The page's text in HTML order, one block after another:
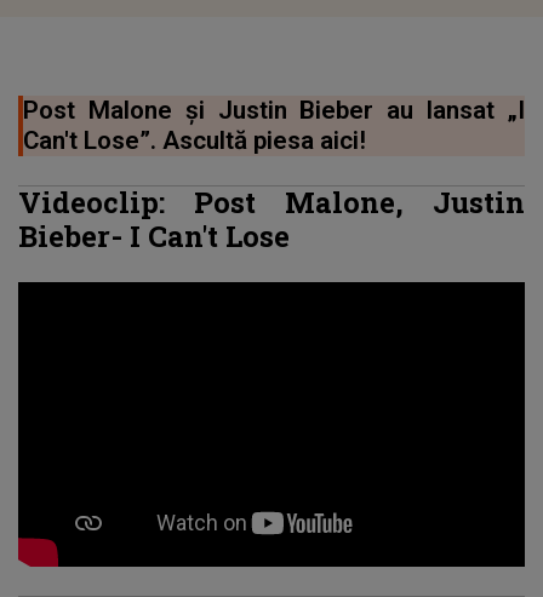
Post Malone și Justin Bieber au lansat „I
Can't Lose”. Ascultă piesa aici!
Videoclip: Post Malone, Justin
Bieber- I Can't Lose